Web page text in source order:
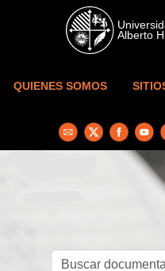
Skip to main content
QUIENES SOMOS